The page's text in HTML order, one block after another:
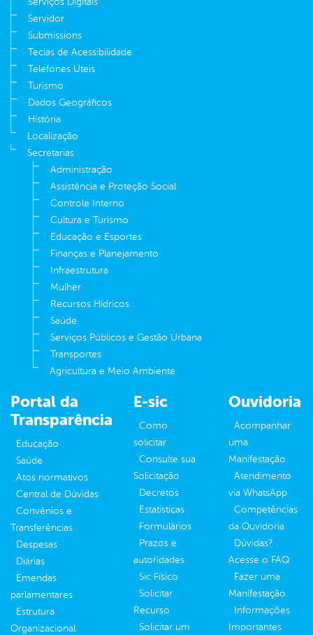
Servidor
Submissions
Teclas de Acessibilidade
Telefones Úteis
Turismo
Dados Geográficos
História
Localização
Secretarias
Administração
Assistência e Proteção Social
Controle Interno
Cultura e Turismo
Educação e Esportes
Finanças e Planejamento
Infraestrutura
Mulher
Recursos Hídricos
Saúde
Serviços Públicos e Gestão Urbana
Transportes
Agricultura e Meio Ambiente
Portal da
Transparência
Educação
Saúde
Atos normativos
Central de Dúvidas
Convênios e
Transferências
Despesas
Diárias
Emendas
parlamentares
Estrutura
Organizacional
E-sic
Como
solicitar
Consulte sua
Solicitação
Decretos
Estatísticas
Formulários
Prazos e
autoridades
Sic Físico
Solicitar
Recurso
Solicitar um
Ouvidoria
Acompanhar
uma
Manifestação
Atendimento
via WhatsApp
Competências
da Ouvidoria
Dúvidas?
Acesse o FAQ
Fazer uma
Manifestação
Informações
Importantes